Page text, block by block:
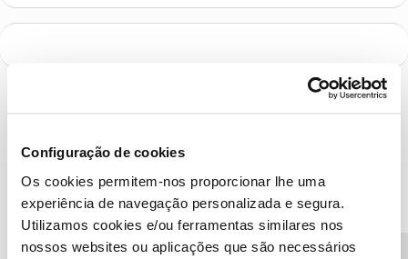
Configuração de cookies
Os cookies permitem-nos proporcionar lhe uma
experiência de navegação personalizada e segura.
Utilizamos cookies e/ou ferramentas similares nos
nossos websites ou aplicações que são necessários